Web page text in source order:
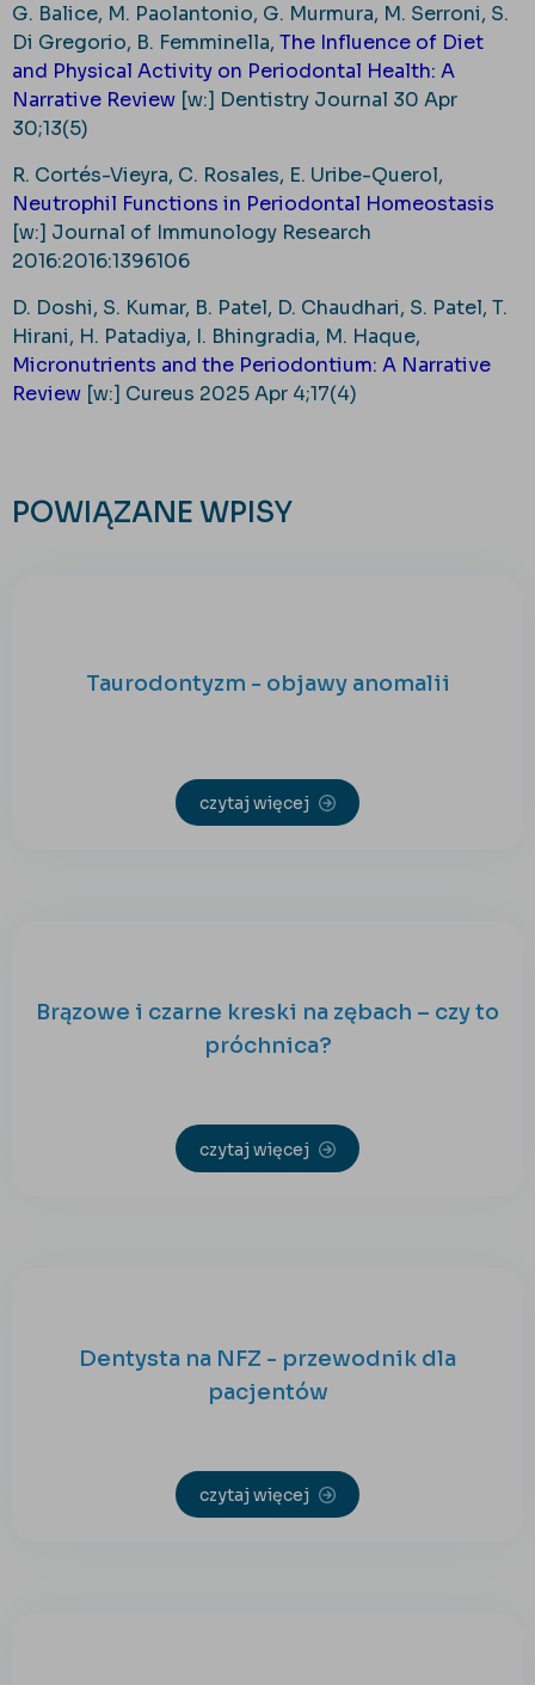
G. Balice, M. Paolantonio, G. Murmura, M. Serroni, S.
Di Gregorio, B. Femminella, The Influence of Diet
and Physical Activity on Periodontal Health: A
Narrative Review [w:] Dentistry Journal 30 Apr
30;13(5)
R. Cortés-Vieyra, C. Rosales, E. Uribe-Querol,
Neutrophil Functions in Periodontal Homeostasis
[w:] Journal of Immunology Research
2016:2016:1396106
D. Doshi, S. Kumar, B. Patel, D. Chaudhari, S. Patel, T.
Hirani, H. Patadiya, I. Bhingradia, M. Haque,
Micronutrients and the Periodontium: A Narrative
Review [w:] Cureus 2025 Apr 4;17(4)
POWIĄZANE WPISY
Taurodontyzm - objawy anomalii
czytaj więcej
Brązowe i czarne kreski na zębach – czy to
próchnica?
czytaj więcej
Dentysta na NFZ - przewodnik dla
pacjentów
czytaj więcej